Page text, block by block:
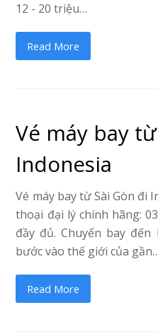
12 - 20 triệu…
Read More
Vé máy bay
Indonesia
Vé máy bay từ Sài Gòn đi
thoại đại lý chính hãng:
đầy đủ. Chuyến bay
bước vào thế giới của
Read More